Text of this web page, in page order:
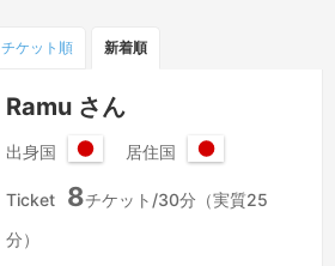
チケット 順 新着順
Ramu さん
出身国
本
居住国
本
Ticket 8チケット/30分（実質25
分）